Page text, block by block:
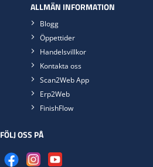
ALLMÄN INFORMATION
Blogg
Öppettider
Handelsvillkor
Kontakta oss
Scan2Web App
Erp2Web
FinishFlow
FÖLJ OSS PÅ